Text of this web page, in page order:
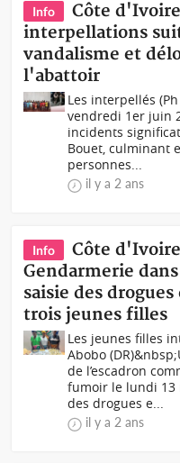
Info
Côte
interpellations
vandalisme et
l'abattoir
Les interpellés
vendredi 1er juin
incidents
Bouet, culminant
personnes...
il y a 2 ans
Info
Côte
Gendarmerie
saisie des
trois jeunes filles
Les jeunes filles
Abobo
de l’escadron
fumoir le lundi 13
des drogues e...
il y a 2 ans